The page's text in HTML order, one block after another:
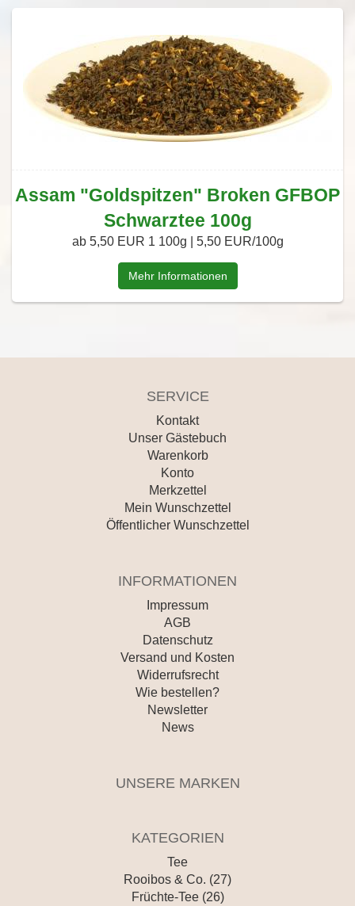
Assam "Goldspitzen" Broken GFBOP
Schwarztee 100g
ab 5,50 EUR 1 100g | 5,50 EUR/100g
Mehr Informationen
SERVICE
Kontakt
Unser Gästebuch
Warenkorb
Konto
Merkzettel
Mein Wunschzettel
Öffentlicher Wunschzettel
INFORMATIONEN
Impressum
AGB
Datenschutz
Versand und Kosten
Widerrufsrecht
Wie bestellen?
Newsletter
News
UNSERE MARKEN
KATEGORIEN
Tee
Rooibos & Co. (27)
Früchte-Tee (26)